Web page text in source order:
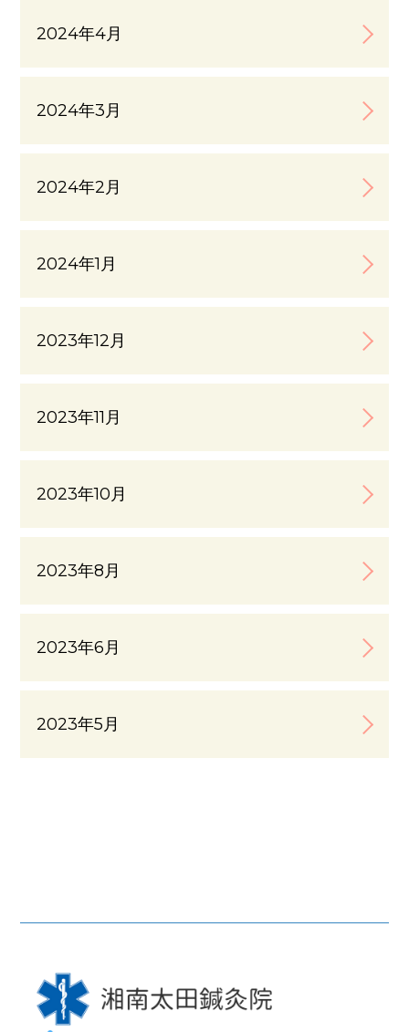
2024年4月
2024年3月
2024年2月
2024年1月
2023年12月
2023年11月
2023年10月
2023年8月
2023年6月
2023年5月